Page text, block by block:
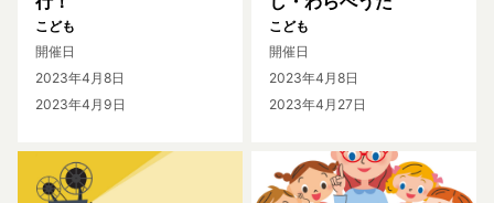
こども
開催日
2023年4月8日
2023年4月9日
こども
開催日
2023年4月8日
2023年4月27日